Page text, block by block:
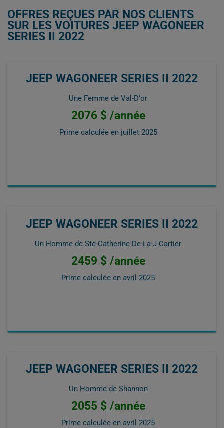
OFFRES REÇUES PAR NOS CLIENTS
SUR LES VOITURES JEEP WAGONEER
SERIES II 2022
JEEP WAGONEER SERIES II 2022
Une Femme de Val-D'or
2076 $ /année
Prime calculée en juillet 2025
JEEP WAGONEER SERIES II 2022
Un Homme de Ste-Catherine-De-La-J-Cartier
2459 $ /année
Prime calculée en avril 2025
JEEP WAGONEER SERIES II 2022
Un Homme de Shannon
2055 $ /année
Prime calculée en avril 2025